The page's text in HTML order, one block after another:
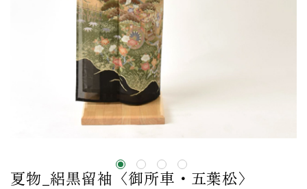
夏物_絽黒留袖〈御所車・五葉松〉